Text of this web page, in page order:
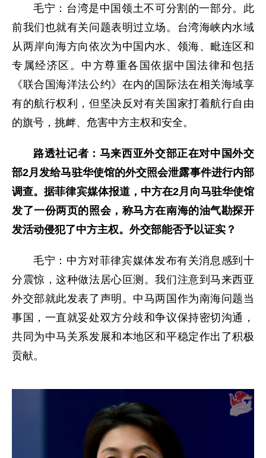
毛宁：台湾是中国领土不可分割的一部分。此
前我们也就有关问题表明过立场。台湾海峡内水域
从两岸向海方向依次为中国内水、领海、毗连区和
专属经济区。中方尊重各国依据中国法律和包括
《联合国海洋法公约》在内的国际法在相关海域享
有的航行权利，但坚决反对有关国家打着航行自由
的旗号，挑衅、危害中方主权和安全。
路透社记者：马来西亚外交部正在对中国外交
部2月发给马驻华使馆的外交照会泄露事件进行内部
调查。据菲律宾媒体报道，中方在2月向马驻华使馆
发了一份两页的照会，称马方在南海的油气勘探开
发活动侵犯了中方主权。外交部能否予以证实？
毛宁：中方对菲律宾媒体发布有关消息感到十
分震惊，这种做法居心叵测。我们注意到马来西亚
外交部就此发表了声明。中马两国作为南海问题当
事国，一直就妥处双方分歧和争议保持密切沟通，
共同为中马关系发展和本地区和平稳定作出了积极
贡献。